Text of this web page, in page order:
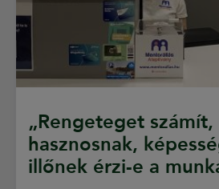
„Rengeteget
hasznosnak,
illőnek érzi-e a